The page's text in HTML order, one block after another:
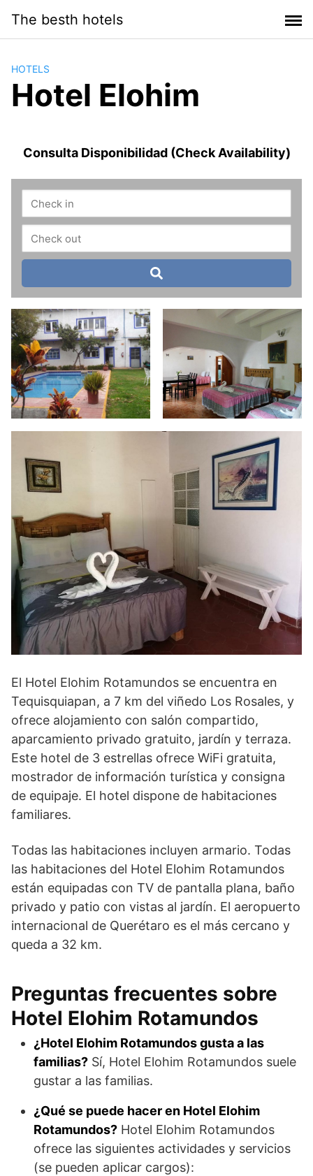
contenido
The besth hotels
HOTELS
Hotel Elohim
Consulta Disponibilidad (Check Availability)
El Hotel Elohim Rotamundos se encuentra en
Tequisquiapan, a 7 km del viñedo Los Rosales, y
ofrece alojamiento con salón compartido,
aparcamiento privado gratuito, jardín y terraza.
Este hotel de 3 estrellas ofrece WiFi gratuita,
mostrador de información turística y consigna
de equipaje. El hotel dispone de habitaciones
familiares.
Todas las habitaciones incluyen armario. Todas
las habitaciones del Hotel Elohim Rotamundos
están equipadas con TV de pantalla plana, baño
privado y patio con vistas al jardín. El aeropuerto
internacional de Querétaro es el más cercano y
queda a 32 km.
Preguntas frecuentes sobre
Hotel Elohim Rotamundos
¿Hotel Elohim Rotamundos gusta a las
familias? Sí, Hotel Elohim Rotamundos suele
gustar a las familias.
¿Qué se puede hacer en Hotel Elohim
Rotamundos? Hotel Elohim Rotamundos
ofrece las siguientes actividades y servicios
(se pueden aplicar cargos):